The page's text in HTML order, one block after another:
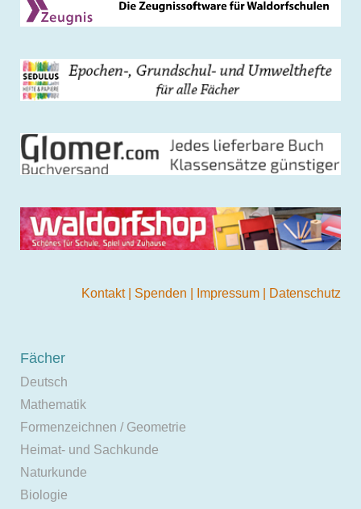
Kontakt Spenden Impressum Datenschutz
Fächer
Deutsch
Mathematik
Formenzeichnen / Geometrie
Heimat- und Sachkunde
Naturkunde
Biologie